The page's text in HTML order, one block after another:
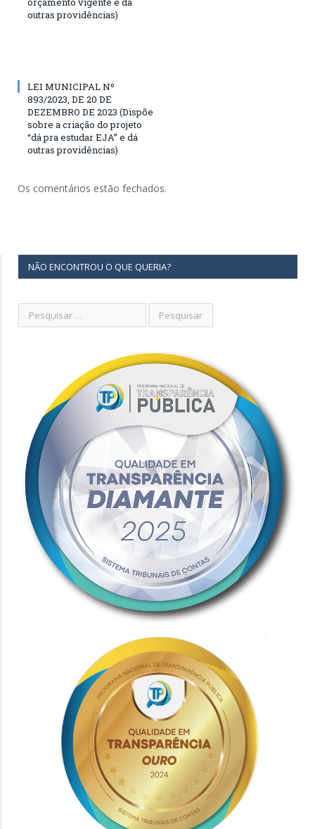
outras providências)
LEI MUNICIPAL Nº
893/2023, DE 20 DE
DEZEMBRO DE 2023 (Dispõe
sobre a criação do projeto
“dá pra estudar EJA” e dá
outras providências)
Os comentários estão fechados.
NÃO ENCONTROU O QUE QUERIA?